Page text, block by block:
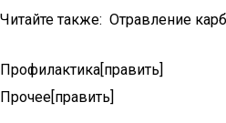
Читайте также: Отравление
Профилактика[править]
Прочее[править]